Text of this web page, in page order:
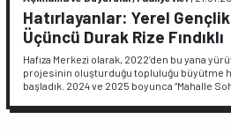
Hatırlayanlar: Yerel
Üçüncü Durak Rize Fındıklı
Hafıza Merkezi olarak, 2022’den bu yana
projesinin oluşturduğu topluluğu büyütme
başladık. 2024 ve 2025 boyunca “Mahalle